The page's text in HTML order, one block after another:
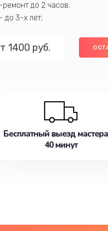
до 2 часов;
до 3-х лет;
1400 руб.
Бесплатный выезд
40 минут